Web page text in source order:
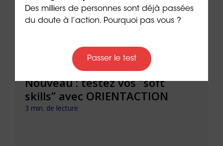
à Nouveau : testez vos “soft
skills” avec ORIENTACTION
3 min. de lecture
Se
Des milliers de personnes sont déjà passées
du doute à l’action. Pourquoi pas vous ?
Passer le test